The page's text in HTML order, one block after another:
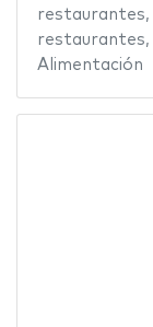
restaurantes,
restaurantes,
Alimentación